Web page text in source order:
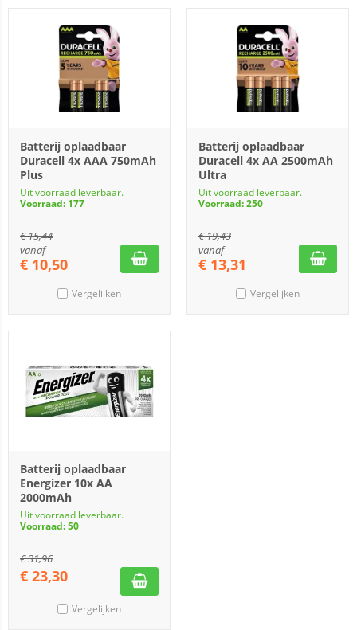
Batterij oplaadbaar
Duracell 4x AAA 750mAh
Plus
Uit voorraad leverbaar.
Voorraad: 177
€15,44
vanaf
€ 10,50
Vergelijken
Batterij oplaadbaar
Duracell 4x AA 2500mAh
Ultra
Uit voorraad leverbaar.
Voorraad: 250
€19,43
vanaf
€ 13,31
Vergelijken
Batterij oplaadbaar
Energizer 10x AA
2000mAh
Uit voorraad leverbaar.
Voorraad: 50
€31,96
€ 23,30
Vergelijken